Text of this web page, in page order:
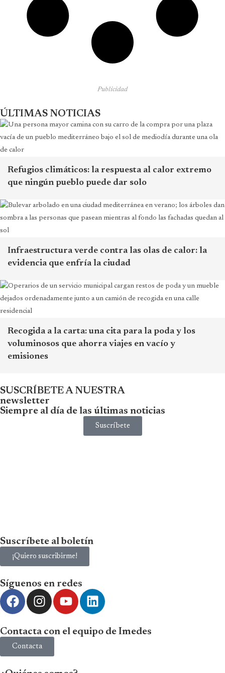
Publicidad
ÚLTIMAS NOTICIAS
Refugios climáticos: la respuesta al calor extremo
que ningún pueblo puede dar solo
Infraestructura verde contra las olas de calor: la
evidencia que enfría la ciudad
Recogida a la carta: una cita para la poda y los
voluminosos que ahorra viajes en vacío y
emisiones
SUSCRÍBETE A NUESTRA
newsletter
Siempre al día de las últimas noticias
Suscríbete
Suscríbete al boletín
¡Quiero suscribirme!
Síguenos en redes
Contacta con el equipo de Imedes
Contacta